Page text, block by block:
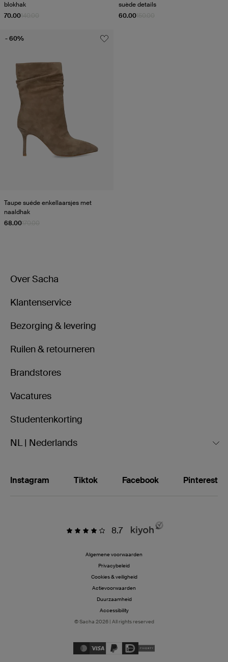
blokhak
70.00
suède details
60.00
Taupe suéde enkellaarsjes met
naaldhak
68.00
- 60%
Over Sacha
Klantenservice
Bezorging & levering
Ruilen & retourneren
Brandstores
Vacatures
Studentenkorting
NL | Nederlands
Instagram Tiktok Facebook Pinterest
8.7
Algemene voorwaarden
Privacybeleid
Cookies & veiligheid
Actievoorwaarden
Duurzaamheid
Accessibility
© Sacha 2026 | All rights reserved